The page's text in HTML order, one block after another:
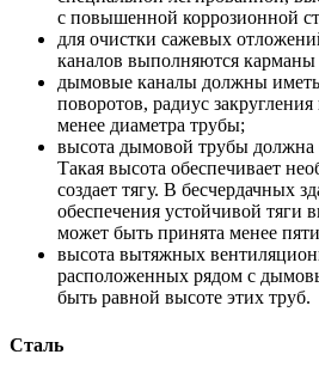
с повышенной коррозионной
для очистки сажевых
каналов выполняются
дымовые каналы должны иметь
поворотов, радиус
менее диаметра трубы;
высота дымовой трубы должна
Такая высота обеспечивает
создает тягу. В бесчердачных
обеспечения устойчивой тяги
может быть принята менее
высота вытяжных
расположенных рядом с
быть равной высоте этих труб.
Сталь